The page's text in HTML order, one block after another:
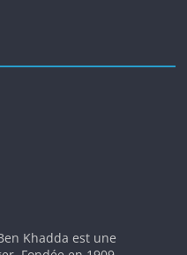
Khadda est une